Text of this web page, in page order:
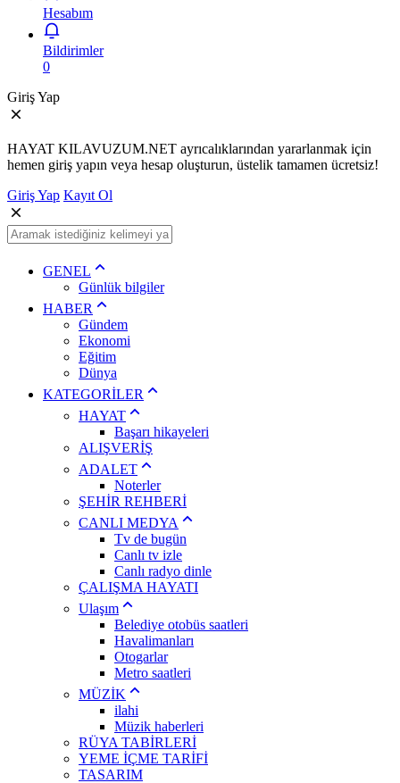
Hesabım
Bildirimler
0
Giriş Yap
HAYAT KILAVUZUM.NET ayrıcalıklarından yararlanmak için
hemen giriş yapın veya hesap oluşturun, üstelik tamamen ücretsiz!
Giriş Yap Kayıt Ol
GENEL
Günlük bilgiler
HABER
Gündem
Ekonomi
Eğitim
Dünya
KATEGORİLER
HAYAT
Başarı hikayeleri
ALIŞVERİŞ
ADALET
Noterler
ŞEHİR REHBERİ
CANLI MEDYA
Tv de bugün
Canlı tv izle
Canlı radyo dinle
ÇALIŞMA HAYATI
Ulaşım
Belediye otobüs saatleri
Havalimanları
Otogarlar
Metro saatleri
MÜZİK
ilahi
Müzik haberleri
RÜYA TABİRLERİ
YEME İÇME TARİFİ
TASARIM